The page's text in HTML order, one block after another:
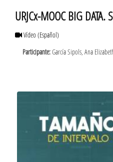
URJCx-MOOC BIG
Vídeo(Español)
Participante:García Sipols, Ana